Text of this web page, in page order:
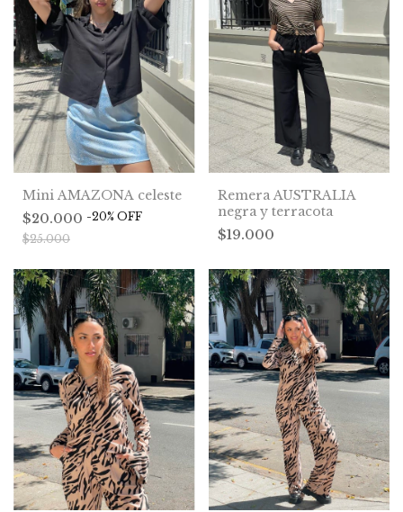
Mini AMAZONA celeste
$20.000 -20% OFF
$25.000
Remera AUSTRALIA
negra y terracota
$19.000